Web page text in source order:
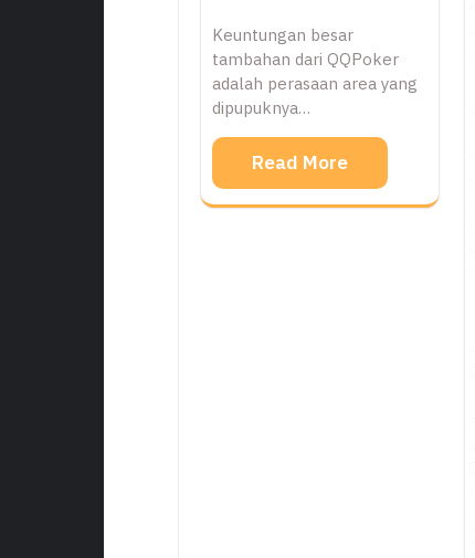
Keuntungan besar
tambahan dari QQPoker
adalah perasaan area yang
dipupuknya…
Read More